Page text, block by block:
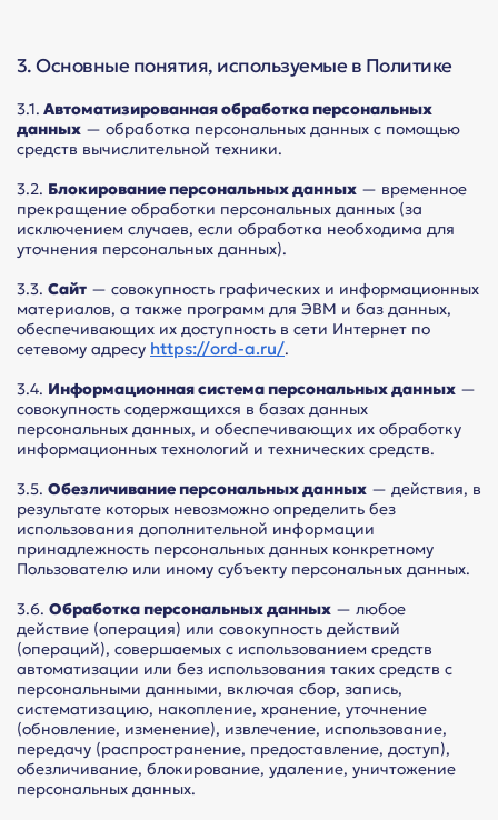
3. Основные понятия, используемые в Политике
3.1. Автоматизированная обработка персональных
данных — обработка персональных данных с помощью
средств вычислительной техники.
3.2. Блокирование персональных данных — временное
прекращение обработки персональных данных (за
исключением случаев, если обработка необходима для
уточнения персональных данных).
3.3. Сайт — совокупность графических и информационных
материалов, а также программ для ЭВМ и баз данных,
обеспечивающих их доступность в сети Интернет по
сетевому адресу https://ord-a.ru/.
3.4. Информационная система персональных данных —
совокупность содержащихся в базах данных
персональных данных, и обеспечивающих их обработку
информационных технологий и технических средств.
3.5. Обезличивание персональных данных — действия, в
результате которых невозможно определить без
использования дополнительной информации
принадлежность персональных данных конкретному
Пользователю или иному субъекту персональных данных.
3.6. Обработка персональных данных — любое
действие (операция) или совокупность действий
(операций), совершаемых с использованием средств
автоматизации или без использования таких средств с
персональными данными, включая сбор, запись,
систематизацию, накопление, хранение, уточнение
(обновление, изменение), извлечение, использование,
передачу (распространение, предоставление, доступ),
обезличивание, блокирование, удаление, уничтожение
персональных данных.